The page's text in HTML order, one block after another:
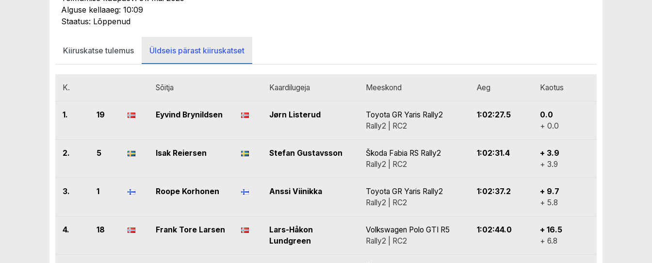
Alguse kellaaeg: 10:09
Staatus: Lõppenud
Kiiruskatse tulemus Üldseis pärast kiiruskatset
K. Sõitja Kaardilugeja Meeskond Aeg Kaotus
1. 19 Eyvind Brynildsen Jørn Listerud
Toyota GR Yaris Rally2
Rally2 | RC2
1:02:27.5
0.0
+ 0.0
2. 5 Isak Reiersen Stefan Gustavsson
Škoda Fabia RS Rally2
Rally2 | RC2
1:02:31.4
+ 3.9
+ 3.9
3. 1 Roope Korhonen Anssi Viinikka
Toyota GR Yaris Rally2
Rally2 | RC2
1:02:37.2
+ 9.7
+ 5.8
4. 18 Frank Tore Larsen
Lars-Håkon
Lundgreen
Volkswagen Polo GTI R5
Rally2 | RC2
1:02:44.0
+ 16.5
+ 6.8